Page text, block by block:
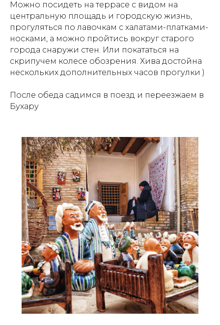
Можно посидеть на террасе с видом на
центральную площадь и городскую жизнь,
прогуляться по лавочкам с халатами-платками-
носками, а можно пройтись вокруг старого
города снаружи стен. Или покататься на
скрипучем колесе обозрения. Хива достойна
нескольких дополнительных часов прогулки )
После обеда садимся в поезд и переезжаем в
Бухару